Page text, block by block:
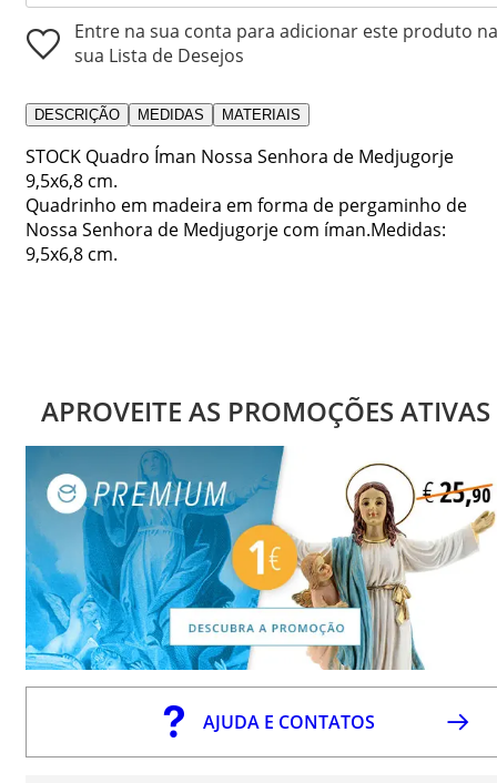
Entre na sua conta para adicionar este produto na
sua Lista de Desejos
DESCRIÇÃO MEDIDAS MATERIAIS
STOCK Quadro Íman Nossa Senhora de Medjugorje
9,5x6,8 cm.
Quadrinho em madeira em forma de pergaminho de
Nossa Senhora de Medjugorje com íman.Medidas:
9,5x6,8 cm.
APROVEITE AS PROMOÇÕES ATIVAS
AJUDA E CONTATOS